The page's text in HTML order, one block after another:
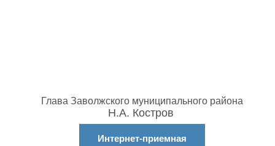
Глава Заволжского муниципального района
Н.А. Костров
Интернет-приемная